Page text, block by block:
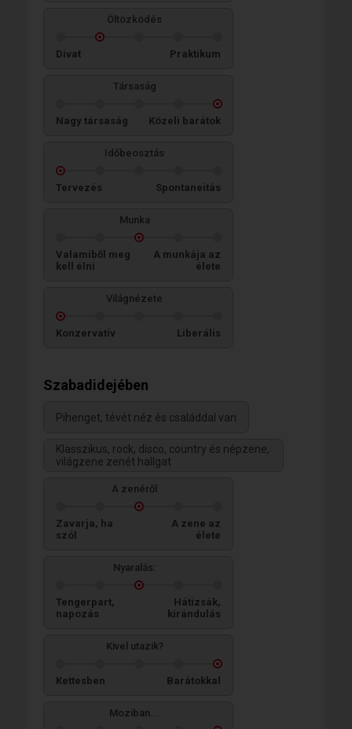
Öltözködés
Divat Praktikum
Társaság
Nagy társaság Közeli barátok
Időbeosztás
Tervezés Spontaneitás
Munka
Valamiből meg
kell élni
A munkája az
élete
Világnézete
Konzervatív Liberális
Szabadidejében
Pihenget, tévét néz és családdal van
Klasszikus, rock, disco, country és népzene,
világzene zenét hallgat
A zenéről
Zavarja, ha
szól
A zene az
élete
Nyaralás:
Tengerpart,
napozás
Hátizsák,
kirándulás
Kivel utazik?
Kettesben Barátokkal
Moziban...